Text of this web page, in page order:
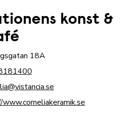
konst &
18A